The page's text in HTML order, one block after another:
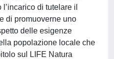
di tutelare il
di promuoverne uno
delle esigenze
popolazione locale che
sul LIFE Natura